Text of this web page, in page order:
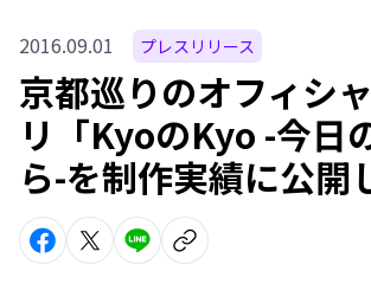
2016.09.01 プレスリリース
京都巡りのオフィシ
リ「KyoのKyo -今日
ら-を制作実績に公開